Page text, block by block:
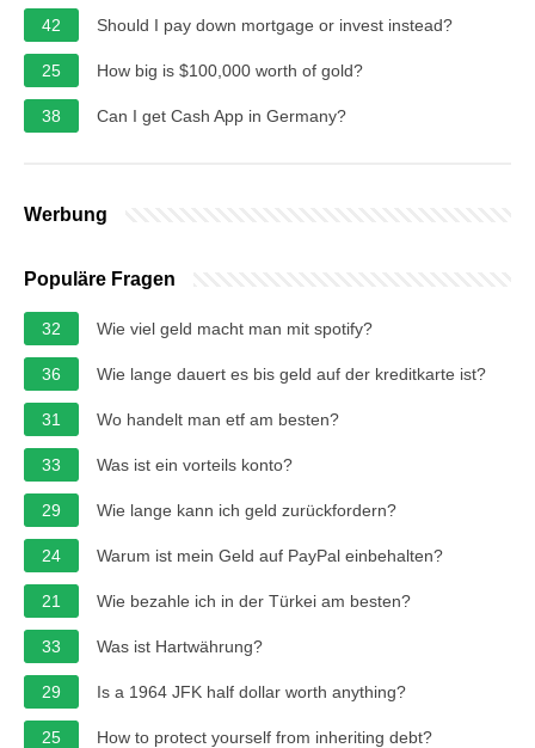
42 Should I pay down mortgage or invest instead?
25 How big is $100,000 worth of gold?
38 Can I get Cash App in Germany?
Werbung
Populäre Fragen
32 Wie viel geld macht man mit spotify?
36 Wie lange dauert es bis geld auf der kreditkarte ist?
31 Wo handelt man etf am besten?
33 Was ist ein vorteils konto?
29 Wie lange kann ich geld zurückfordern?
24 Warum ist mein Geld auf PayPal einbehalten?
21 Wie bezahle ich in der Türkei am besten?
33 Was ist Hartwährung?
29 Is a 1964 JFK half dollar worth anything?
25 How to protect yourself from inheriting debt?